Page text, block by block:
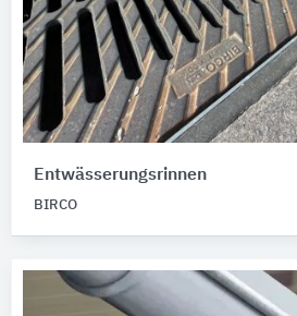
Entwässerungsrinnen
BIRCO